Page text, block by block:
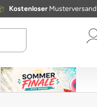
Kostenloser Musterversand